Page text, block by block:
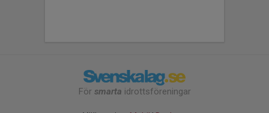
För smarta idrottsföreningar